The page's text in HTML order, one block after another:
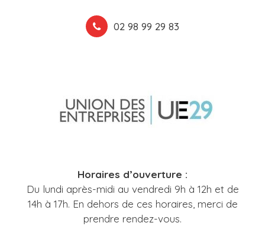
02 98 99 29 83
Horaires d’ouverture :
Du lundi après-midi au vendredi 9h à 12h et de
14h à 17h. En dehors de ces horaires, merci de
prendre rendez-vous.